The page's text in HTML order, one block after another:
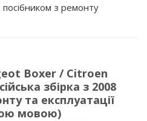
посібником з ремонту
Boxer / Citroen
збірка з 2008
та експлуатації
мовою)